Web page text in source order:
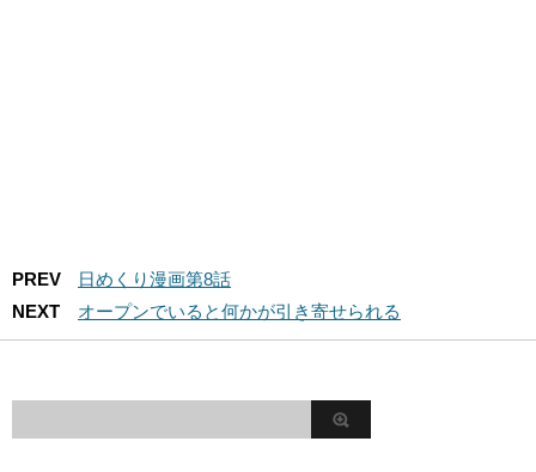
PREV
日めくり漫画第8話
NEXT
オープンでいると何かが引き寄せられる